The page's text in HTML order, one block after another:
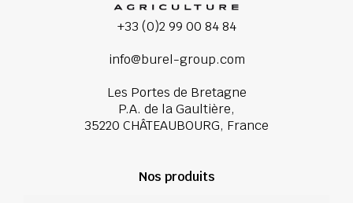
+33 (0)2 99 00 84 84
info@burel-group.com
Les Portes de Bretagne
P.A. de la Gaultière,
35220 CHÂTEAUBOURG, France
Nos produits